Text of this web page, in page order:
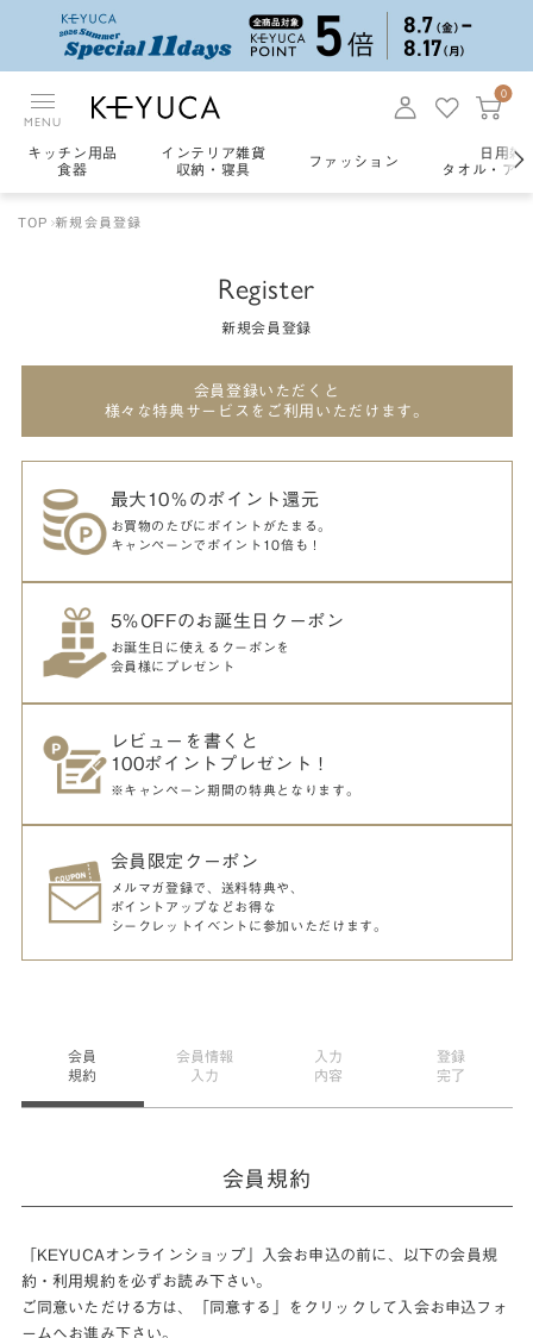
MENU
0
キッチン用品
食器
インテリア雑貨
収納・寝具
ファッション
日用雑
タオル・ア
TOP 新規会員登録
Register
新規会員登録
会員登録いただくと
様々な特典サービスをご利用いただけます。
最大10％のポイント還元
お買物のたびにポイントがたまる。
キャンペーンでポイント10倍も！
5％OFFのお誕生日クーポン
お誕生日に使えるクーポンを
会員様にプレゼント
レビューを書くと
100ポイントプレゼント！
※キャンペーン期間の特典となります。
会員限定クーポン
メルマガ登録で、送料特典や、
ポイントアップなどお得な
シークレットイベントに参加いただけます。
会員
規約
会員情報
入力
入力
内容
登録
完了
会員規約
「KEYUCAオンラインショップ」入会お申込の前に、以下の会員規
約・利用規約を必ずお読み下さい。
ご同意いただける方は、「同意する」をクリックして入会お申込フォ
ームへお進み下さい。